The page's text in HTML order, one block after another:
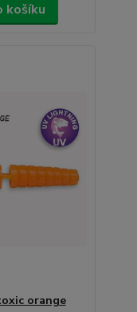
košíku
orange